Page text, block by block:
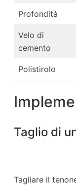
Profondità
Velo di
cemento
Polistirolo
Taglio di
Tagliare il